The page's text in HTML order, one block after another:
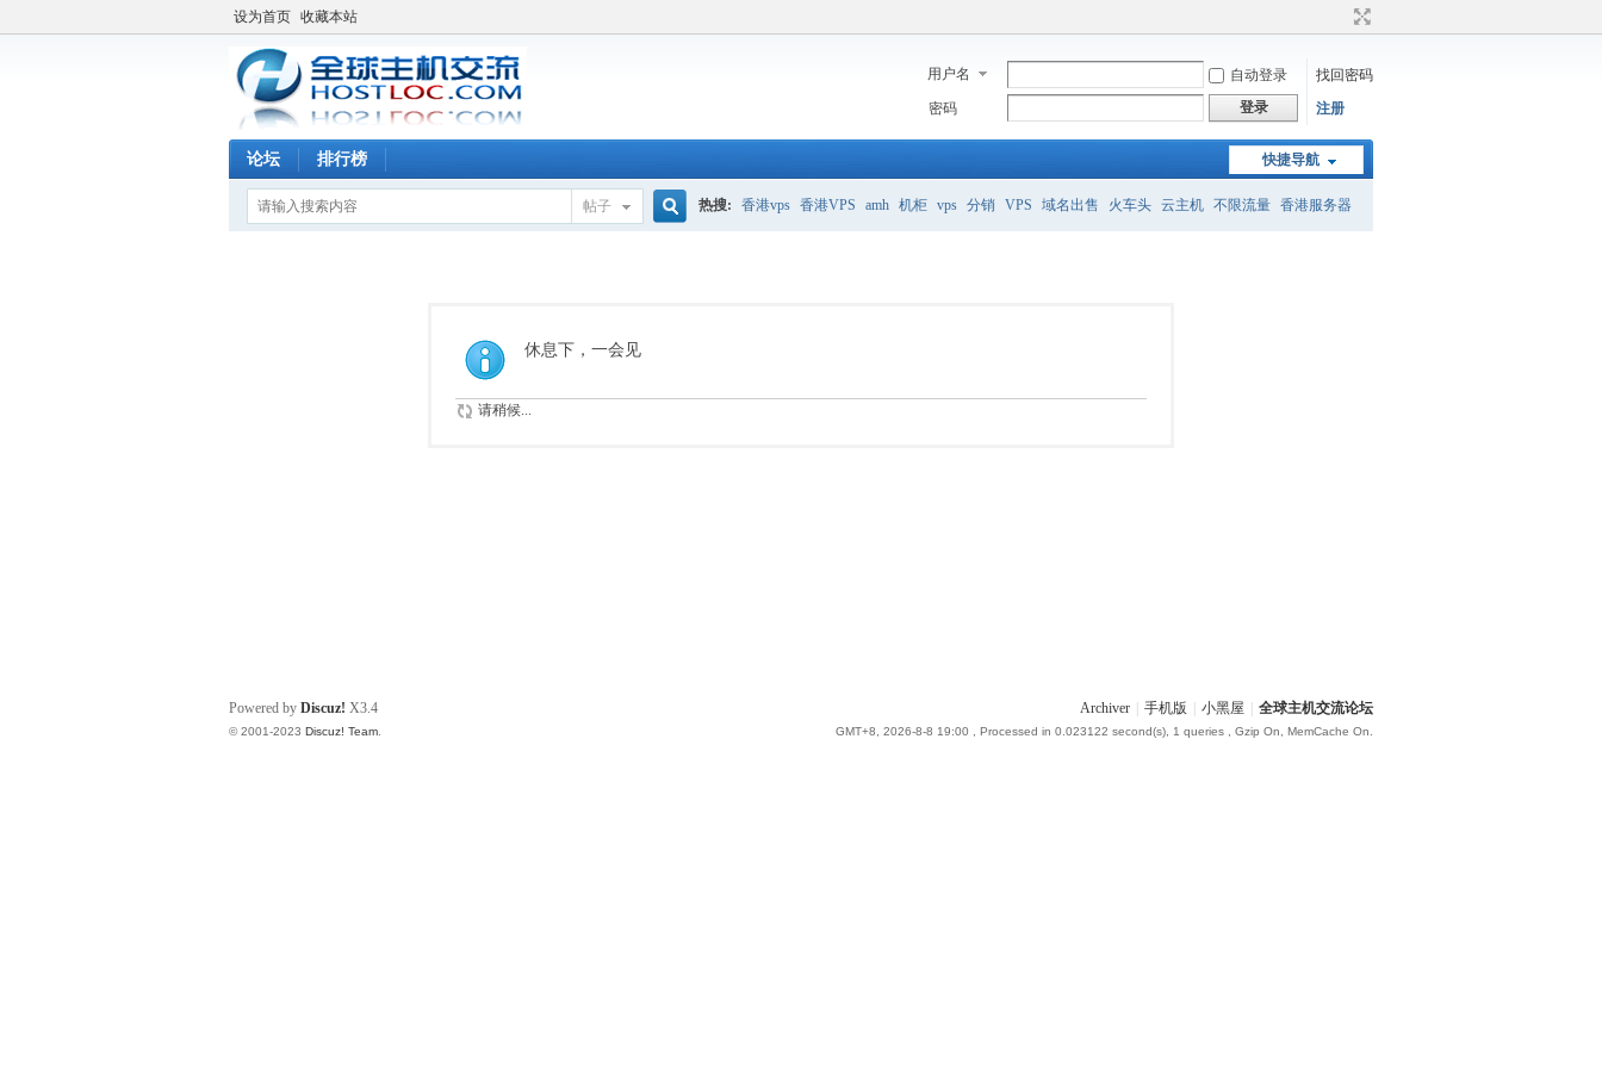
设为首页 收藏本站
用户名 自动登录
找回密码
密码
登录 注册
快捷导航
论坛 排行榜
帖子 热搜: 香港vps 香港VPS amh 机柜 vps 分销 VPS 域名出售 火车头 云主机 不限流量 香港服务器
休息下，一会见
请稍候...
Archiver 手机版 小黑屋 全球主机交流论坛
GMT+8, 2026-8-8 19:00 , Processed in 0.023122 second(s), 1 queries , Gzip On, MemCache On.
Powered by Discuz! X3.4
© 2001-2023 Discuz! Team